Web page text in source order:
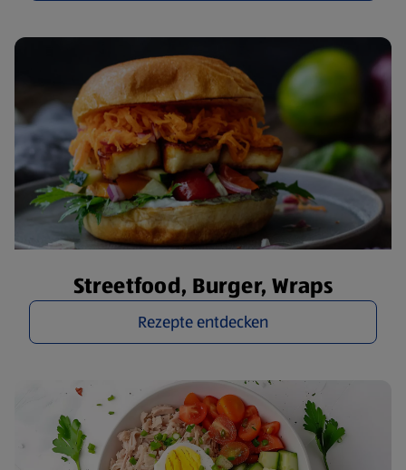
Streetfood, Burger, Wraps
Rezepte entdecken